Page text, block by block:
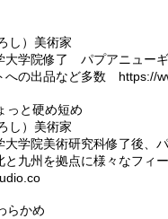
し）美術家
大学院修了 パプアニュー
への出品など多数 https://
と硬め短め
し）美術家
大学院美術研究科修了後、
と九州を拠点に様々なフィ
らかめ